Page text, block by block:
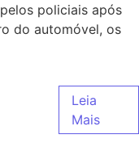
policiais após
do automóvel, os
Leia
Mais